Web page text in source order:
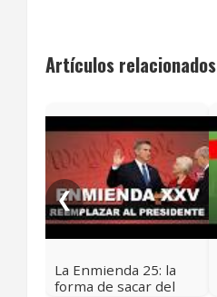
Artículos relacionados
❮
La Enmienda 25: la
forma de sacar del